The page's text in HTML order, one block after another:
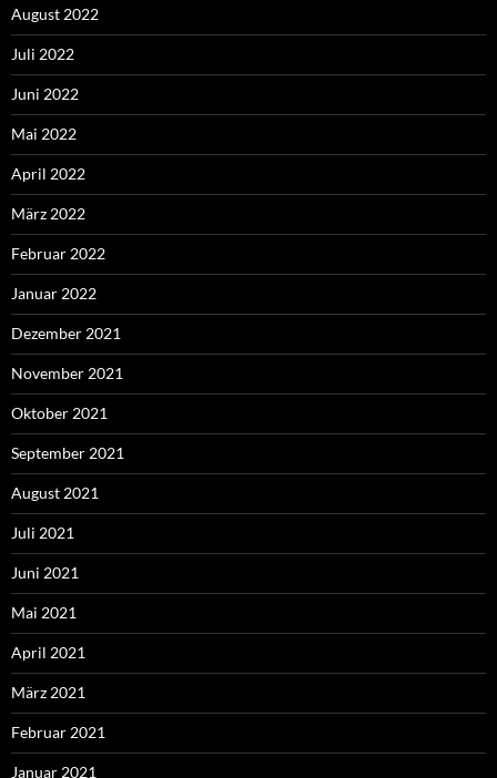
August 2022
Juli 2022
Juni 2022
Mai 2022
April 2022
März 2022
Februar 2022
Januar 2022
Dezember 2021
November 2021
Oktober 2021
September 2021
August 2021
Juli 2021
Juni 2021
Mai 2021
April 2021
März 2021
Februar 2021
Januar 2021